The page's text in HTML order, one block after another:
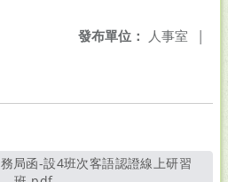
發布單位： 人事室 |